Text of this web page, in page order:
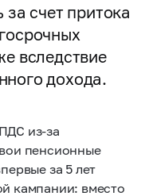
счет притока
вследствие
дохода.
из-за
пенсионные
за 5 лет
кампании: вместо